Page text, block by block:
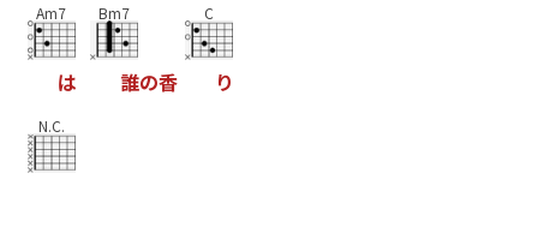
Am7
は
Bm7
誰の香
C
り
N.C.